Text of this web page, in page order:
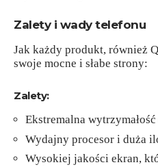
Zalety i wady telefonu
Jak każdy produkt, również
swoje mocne i słabe strony:
Zalety:
Ekstremalna
Wydajny procesor i duża
Wysokiej jakości ekran,